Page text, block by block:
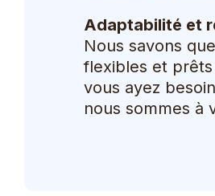
Adaptabilité et
Nous savons
flexibles et
vous ayez
nous sommes à